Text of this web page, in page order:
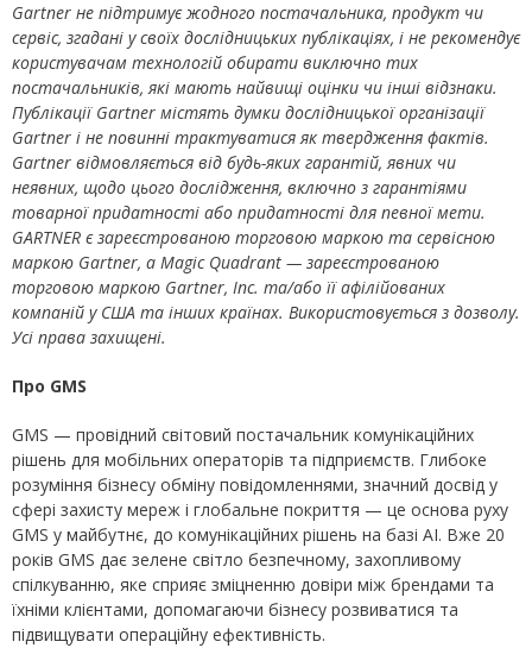
Gartner не підтримує жодного постачальника, продукт чи
сервіс, згадані у своїх дослідницьких публікаціях, і не рекомендує
користувачам технологій обирати виключно тих
постачальників, які мають найвищі оцінки чи інші відзнаки.
Публікації Gartner містять думки дослідницької організації
Gartner і не повинні трактуватися як твердження фактів.
Gartner відмовляється від будь-яких гарантій, явних чи
неявних, щодо цього дослідження, включно з гарантіями
товарної придатності або придатності для певної мети.
GARTNER є зареєстрованою торговою маркою та сервісною
маркою Gartner, а Magic Quadrant — зареєстрованою
торговою маркою Gartner, Inc. та/або її афілійованих
компаній у США та інших країнах. Використовується з дозволу.
Усі права захищені.
Про GMS
GMS — провідний світовий постачальник комунікаційних
рішень для мобільних операторів та підприємств. Глибоке
розуміння бізнесу обміну повідомленнями, значний досвід у
сфері захисту мереж і глобальне покриття — це основа руху
GMS у майбутнє, до комунікаційних рішень на базі AI. Вже 20
років GMS дає зелене світло безпечному, захопливому
спілкуванню, яке сприяє зміцненню довіри між брендами та
їхніми клієнтами, допомагаючи бізнесу розвиватися та
підвищувати операційну ефективність.